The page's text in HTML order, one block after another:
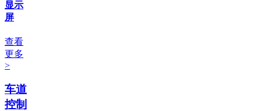
显示
屏
查看
更多
>
车道
控制